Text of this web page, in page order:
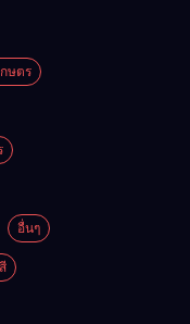
ษตร
อื่นๆ